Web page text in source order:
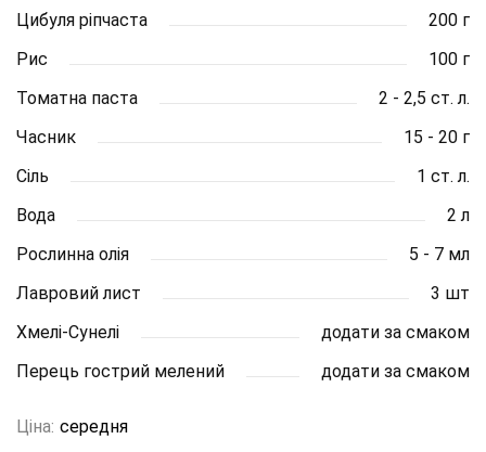
Цибуля ріпчаста
200 г
Рис
100 г
Томатна паста
2 - 2,5 ст. л.
Часник
15 - 20 г
Сіль
1 ст. л.
Вода
2 л
Рослинна олія
5 - 7 мл
Лавровий лист
3 шт
Хмелі-Сунелі
додати за смаком
Перець гострий мелений
додати за смаком
Ціна: середня